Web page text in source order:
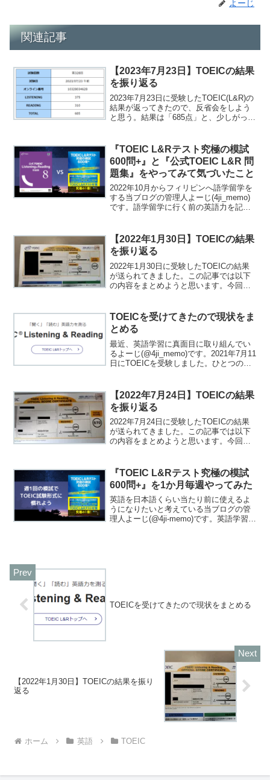
よーじ
関連記事
【2023年7月23日】TOEICの結果
を振り返る
2023年7月23日に受験したTOEIC(L&R)の
結果が返ってきたので、反省会をしよう
と思う。結果は「685点」と、少しがっか
『TOEIC L&Rテスト究極の模試
600問+』と『公式TOEIC L&R 問
題集』をやってみて気づいたこと
2022年10月からフィリピンへ語学留学を
する当ブログの管理人よーじ(4ji_memo)
です。語学留学に行く前の英語力を記録
め、6月は『TOEIC L&Rテス...
【2022年1月30日】TOEICの結果
を振り返る
2022年1月30日に受験したTOEICの結果
が送られてきました。この記事では以下
の内容をまとめようと思います。今回の
と前回のTOEICの結果はこちらになりま
す。よーじ...
TOEICを受けてきたので現状をま
とめる
最近、英語学習に真面目に取り組んでい
るよーじ(@4ji_memo)です。2021年7月11
日にTOEICを受験しました。ひとつの区
でスコアと反省点をまとめた。
【2022年7月24日】TOEICの結果
を振り返る
2022年7月24日に受験したTOEICの結果
が送られてきました。この記事では以下
の内容をまとめようと思います。今回の
前回のTOEICの結果はこちらになりま
す。よーじ...
『TOEIC L&Rテスト究極の模試
600問+』を1か月毎週やってみた
英語を日本語くらい当たり前に使えるよ
うになりたいと考えている当ブログの管
理人よーじ(@4ji-memo)です。英語学習に
TOEICを受けてきたので現状をまとめる
【2022年1月30日】TOEICの結果を振り
返る
ホーム 英語 TOEIC